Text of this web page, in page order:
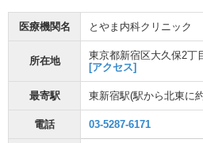
医療機関名 とやま内科クリニック
所在地
東京都新宿区大久保2丁
[アクセス]
最寄駅 東新宿駅(駅から北東に
電話 03-5287-6171